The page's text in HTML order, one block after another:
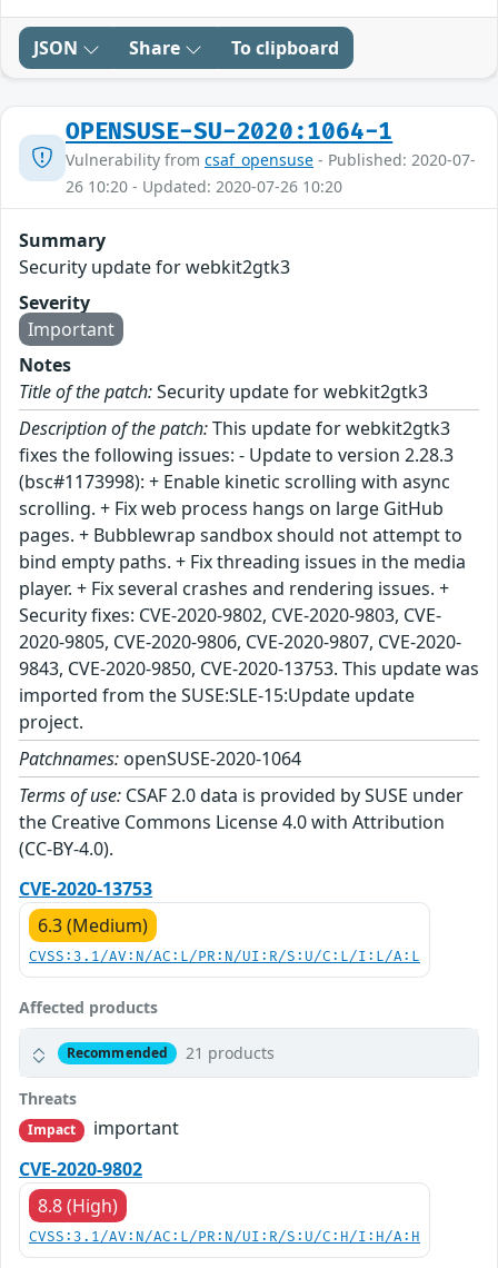
JSON Share To clipboard
OPENSUSE-SU-2020:1064-1
Vulnerability from csaf_opensuse - Published: 2020-07-
26 10:20 - Updated: 2020-07-26 10:20
Summary
Security update for webkit2gtk3
Severity
Important
Notes
Title of the patch:Security update for webkit2gtk3
Description of the patch:This update for webkit2gtk3
fixes the following issues: - Update to version 2.28.3
(bsc#1173998): + Enable kinetic scrolling with async
scrolling. + Fix web process hangs on large GitHub
pages. + Bubblewrap sandbox should not attempt to
bind empty paths. + Fix threading issues in the media
player. + Fix several crashes and rendering issues. +
Security fixes: CVE-2020-9802, CVE-2020-9803, CVE-
2020-9805, CVE-2020-9806, CVE-2020-9807, CVE-2020-
9843, CVE-2020-9850, CVE-2020-13753. This update was
imported from the SUSE:SLE-15:Update update
project.
Patchnames: openSUSE-2020-1064
Terms of use: CSAF 2.0 data is provided by SUSE under
the Creative Commons License 4.0 with Attribution
(CC-BY-4.0).
CVE-2020-13753
6.3 (Medium)
CVSS:3.1/AV:N/AC:L/PR:N/UI:R/S:U/C:L/I:L/A:L
Affected products
Recommended 21 products
Threats
Impact
important
CVE-2020-9802
8.8 (High)
CVSS:3.1/AV:N/AC:L/PR:N/UI:R/S:U/C:H/I:H/A:H